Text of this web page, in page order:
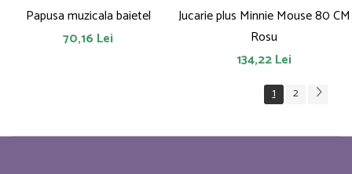
Papusa muzicala baietel
70,16 Lei
Jucarie plus Minnie Mouse 80 CM
Rosu
134,22 Lei
1 2